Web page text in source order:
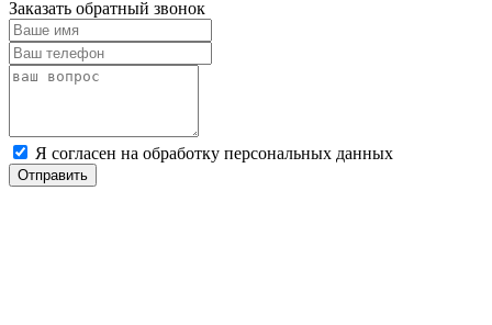
Заказать обратный звонок
Я согласен на обработку персональных данных
Отправить